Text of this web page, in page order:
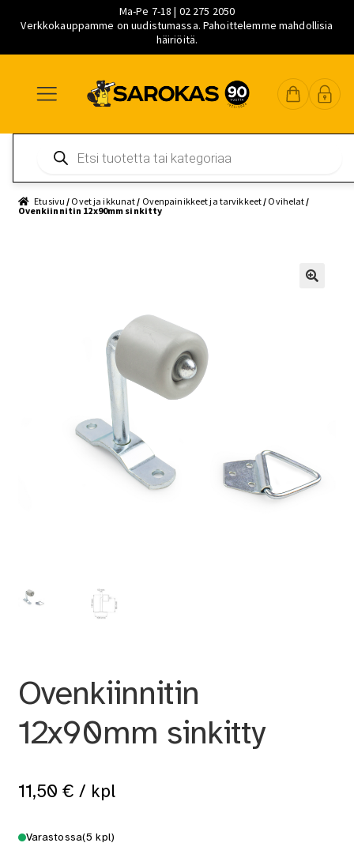
Ma-Pe 7-18 | 02 275 2050
Verkkokauppamme on uudistumassa. Pahoittelemme mahdollisia
häiriöitä.
navigointiin
sisältöön
pääsisältöön
search
Etusivu / Ovet ja ikkunat / Ovenpainikkeet ja tarvikkeet / Ovihelat /
Ovenkiinnitin 12x90mm sinkitty
Ovenkiinnitin
12x90mm sinkitty
11,50 € / kpl
Varastossa(5 kpl)